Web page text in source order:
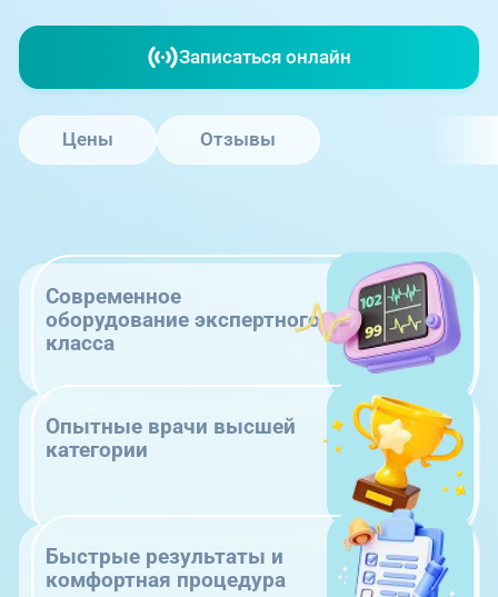
+7 (351) 220-00-03
Записаться онлайн
Цены Отзывы
Современное
оборудование экспертного
класса
Опытные врачи высшей
категории
Быстрые результаты и
комфортная процедура